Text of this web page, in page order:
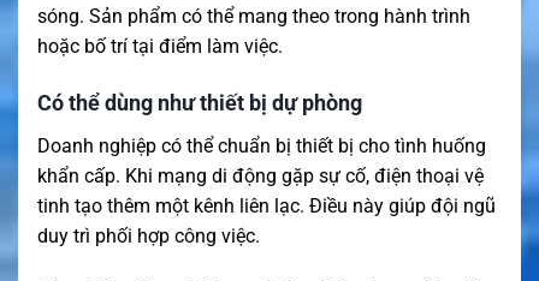
sóng. Sản phẩm có thể mang theo trong hành trình
hoặc bố trí tại điểm làm việc.
Có thể dùng như thiết bị dự phòng
Doanh nghiệp có thể chuẩn bị thiết bị cho tình huống
khẩn cấp. Khi mạng di động gặp sự cố, điện thoại vệ
tinh tạo thêm một kênh liên lạc. Điều này giúp đội ngũ
duy trì phối hợp công việc.